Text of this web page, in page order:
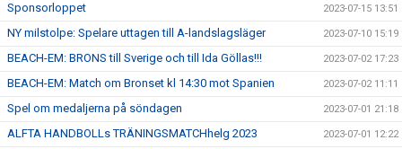
Sponsorloppet 2023-07-15 13:51
NY milstolpe: Spelare uttagen till A-landslagsläger 2023-07-10 15:19
BEACH-EM: BRONS till Sverige och till Ida Göllas!!! 2023-07-02 17:23
BEACH-EM: Match om Bronset kl 14:30 mot Spanien 2023-07-02 11:11
Spel om medaljerna på söndagen 2023-07-01 21:18
ALFTA HANDBOLLs TRÄNINGSMATCHhelg 2023 2023-07-01 12:22